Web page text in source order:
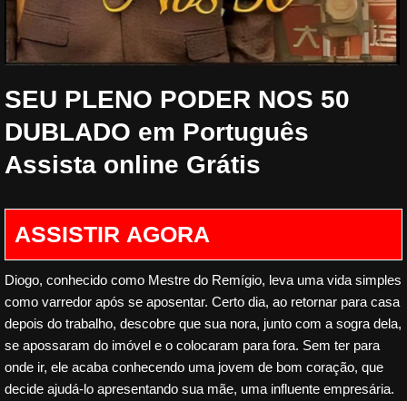
SEU PLENO PODER NOS 50
DUBLADO em Português
Assista online Grátis
Diogo, conhecido como Mestre do Remígio, leva uma vida simples
como varredor após se aposentar. Certo dia, ao retornar para casa
depois do trabalho, descobre que sua nora, junto com a sogra dela,
se apossaram do imóvel e o colocaram para fora. Sem ter para
onde ir, ele acaba conhecendo uma jovem de bom coração, que
decide ajudá-lo apresentando sua mãe, uma influente empresária.